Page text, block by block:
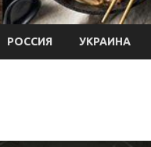
РОССИЯ УКРАИНА